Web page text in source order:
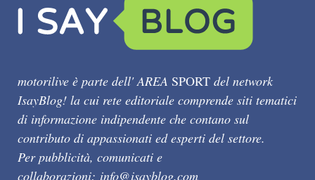
motorilive è parte dell' AREA SPORT del network
IsayBlog! la cui rete editoriale comprende siti tematici
di informazione indipendente che contano sul
contributo di appassionati ed esperti del settore.
Per pubblicità, comunicati e
collaborazioni: info@isayblog.com